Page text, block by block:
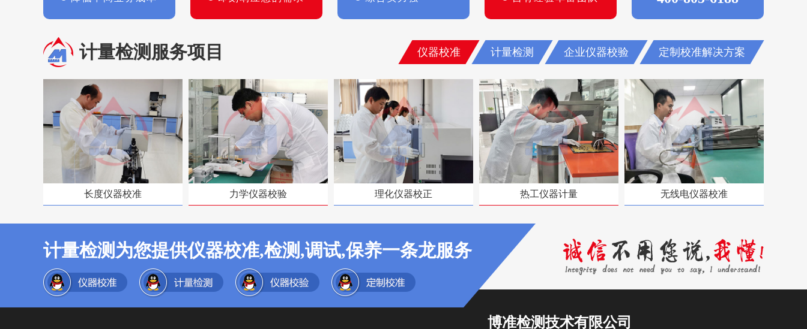
计量检测服务项目 仪器校准 计量检测 企业仪器校验 定制校准解决方案
长度仪器校准 力学仪器校验 理化仪器校正 热工仪器计量 无线电仪器校准
计量检测为您提供仪器校准,检测,调试,保养一条龙服务
博准检测技术有限公司